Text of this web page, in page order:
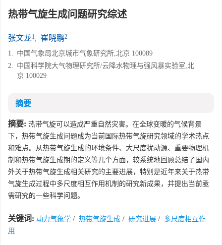
热带气旋生成问题研究综述
张文龙1, 崔晓鹏2
1. 中国气象局北京城市气象研究所,北京 100089
2. 中国科学院大气物理研究所/云降水物理与强风暴实验室,北
京 100029
摘要
摘要: 热带气旋可以造成严重自然灾害。在全球变暖的气候背景
下，热带气旋生成问题成为当前国际热带气旋研究领域的学术热点
和难点。从热带气旋生成的环境条件、大尺度扰动源、重要物理机
制和热带气旋生成期的定义等几个方面，较系统地回顾总结了国内
外关于热带气旋生成相关研究的主要进展，特别是近年来关于热带
气旋生成过程中多尺度相互作用机制的研究新成果，并提出当前亟
需研究的一些科学问题。
关键词: 动力气象学 / 热带气旋生成 / 研究进展 / 多尺度相互作
用